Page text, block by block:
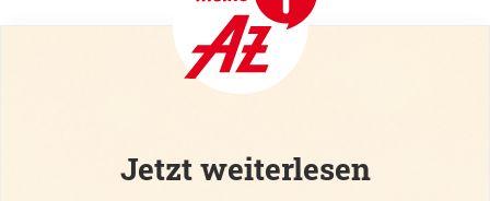
Jetzt weiterlesen